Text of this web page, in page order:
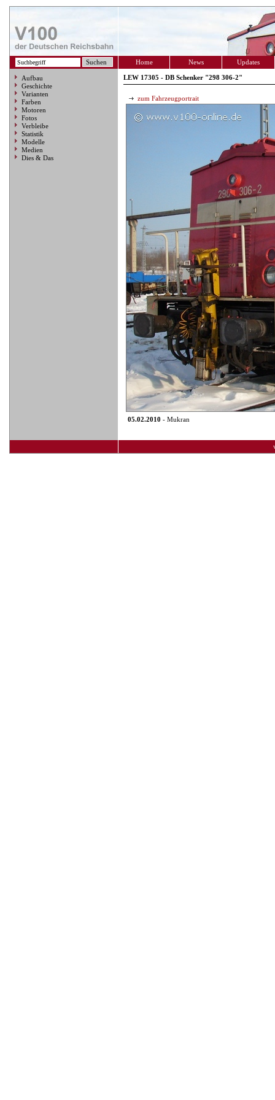
Home News Updates
Aufbau
Geschichte
Varianten
Farben
Motoren
Fotos
Verbleibe
Statistik
Modelle
Medien
Dies & Das
LEW 17305 - DB Schenker "298 306-2"
zum Fahrzeugportrait
05.02.2010 - Mukran